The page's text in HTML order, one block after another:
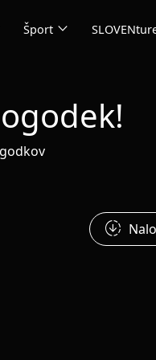
Šport expand_more
downloading